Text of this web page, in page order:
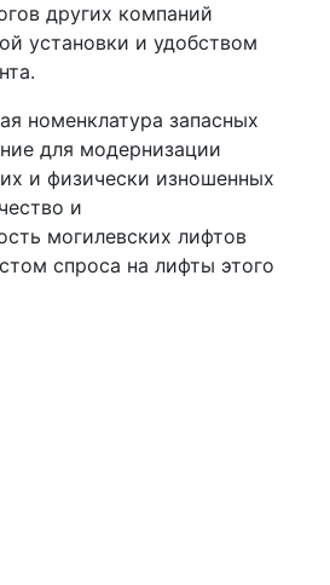
других компаний
установки и удобством
номенклатура запасных
для модернизации
и физически изношенных
и
могилевских лифтов
спроса на лифты этого